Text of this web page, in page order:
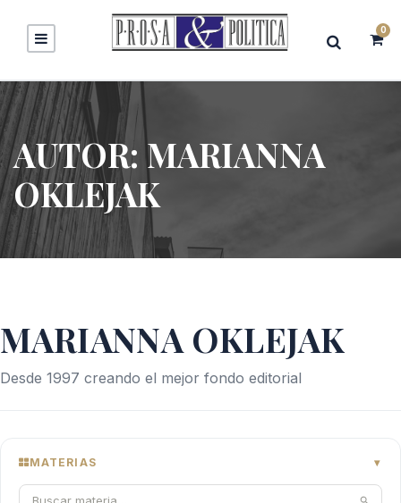
0
AUTOR:MARIANNA
OKLEJAK
MARIANNA OKLEJAK
Desde 1997 creando el mejor fondo editorial
MATERIAS